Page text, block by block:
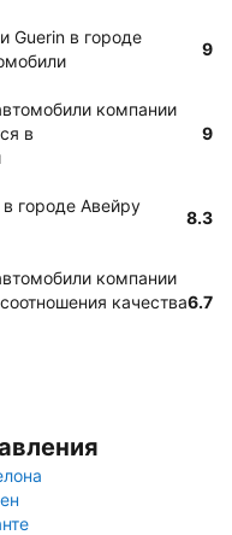
Guerin в городе
9
компании
в
9
городе Авейру
8.3
компании
качества6.7